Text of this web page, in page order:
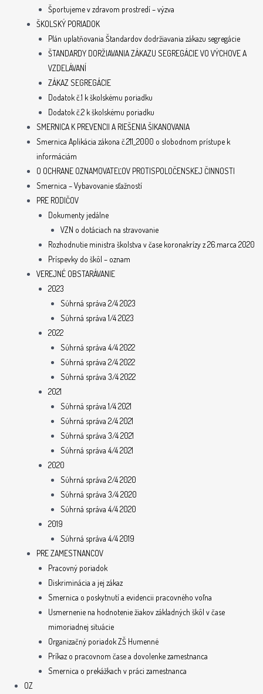
Športujeme v zdravom prostredí – výzva
ŠKOLSKÝ PORIADOK
Plán uplatňovania Štandardov dodržiavania zákazu segregácie
ŠTANDARDY DORŽIAVANIA ZÁKAZU SEGREGÁCIE VO VÝCHOVE A
VZDELÁVANÍ
ZÁKAZ SEGREGÁCIE
Dodatok č.1 k školskému poriadku
Dodatok č.2 k školskému poriadku
SMERNICA K PREVENCII A RIEŠENIA ŠIKANOVANIA
Smernica Aplikácia zákona č.211_2000 o slobodnom prístupe k
informáciám
O OCHRANE OZNAMOVATEĽOV PROTISPOLOČENSKEJ ČINNOSTI
Smernica – Vybavovanie sťažností
PRE RODIČOV
Dokumenty jedálne
VZN o dotáciach na stravovanie
Rozhodnutie ministra školstva v čase koronakrízy z 26.marca 2020
Príspevky do škôl – oznam
VEREJNÉ OBSTARÁVANIE
2023
Súhrná správa 2/4 2023
Súhrná správa 1/4 2023
2022
Súhrná správa 4/4 2022
Súhrná správa 2/4 2022
Súhrná správa 3/4 2022
2021
Súhrná správa 1/4 2021
Súhrná správa 2/4 2021
Súhrná správa 3/4 2021
Súhrná správa 4/4 2021
2020
Súhrná správa 2/4 2020
Súhrná správa 3/4 2020
Súhrná správa 4/4 2020
2019
Súhrná správa 4/4 2019
PRE ZAMESTNANCOV
Pracovný poriadok
Diskriminácia a jej zákaz
Smernica o poskytnutí a evidencii pracovného voľna
Usmernenie na hodnotenie žiakov základných škôl v čase
mimoriadnej situácie
Organizačný poriadok ZŠ Humenné
Príkaz o pracovnom čase a dovolenke zamestnanca
Smernica o prekážkach v práci zamestnanca
OZ